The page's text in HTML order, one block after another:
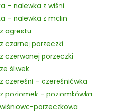
– nalewka z wiśni
– nalewka z malin
agrestu
czarnej porzeczki
czerwonej porzeczki
śliwek
czereśni – czereśniówka
poziomek – poziomkówka
porzeczkowa